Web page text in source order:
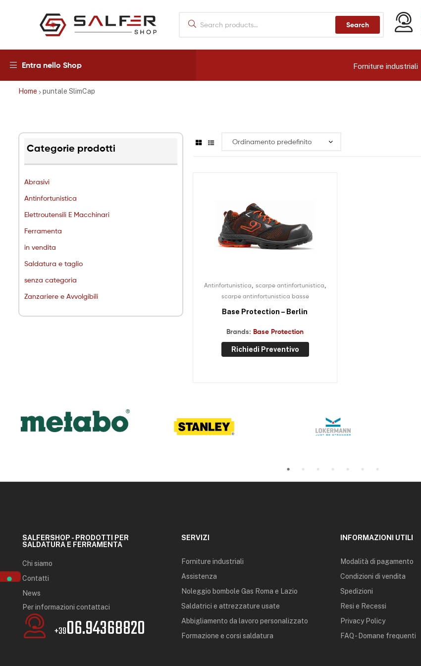
Salfershop
Search
Entra nello Shop Forniture industriali
Home puntale SlimCap
Categorie prodotti
Abrasivi
Antinfortunistica
Elettroutensili E Macchinari
Ferramenta
in vendita
Saldatura e taglio
senza categoria
Zanzariere e Avvolgibili
Antinfortunistica scarpe antinfortunistica
scarpe antinfortunistica basse
Base Protection – Berlin
Brands: Base Protection
Richiedi Preventivo
SALFERSHOP - PRODOTTI PER
SALDATURA E FERRAMENTA
Chi siamo
Contatti
News
Per informazioni contattaci
+3906.94368820
SERVIZI
Forniture industriali
Assistenza
Noleggio bombole Gas Roma e Lazio
Saldatrici e attrezzature usate
Abbigliamento da lavoro personalizzato
Formazione e corsi saldatura
INFORMAZIONI UTILI
Modalità di pagamento
Condizioni di vendita
Spedizioni
Resi e Recessi
Privacy Policy
FAQ - Domane frequenti